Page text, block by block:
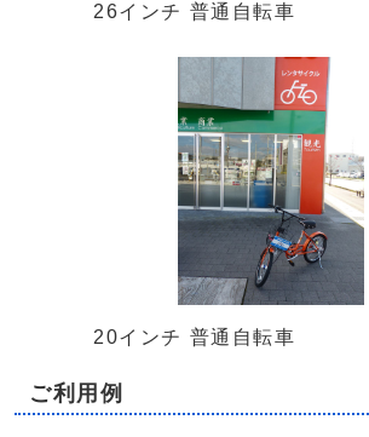
26インチ 普通自転車
20インチ 普通自転車
ご利用例